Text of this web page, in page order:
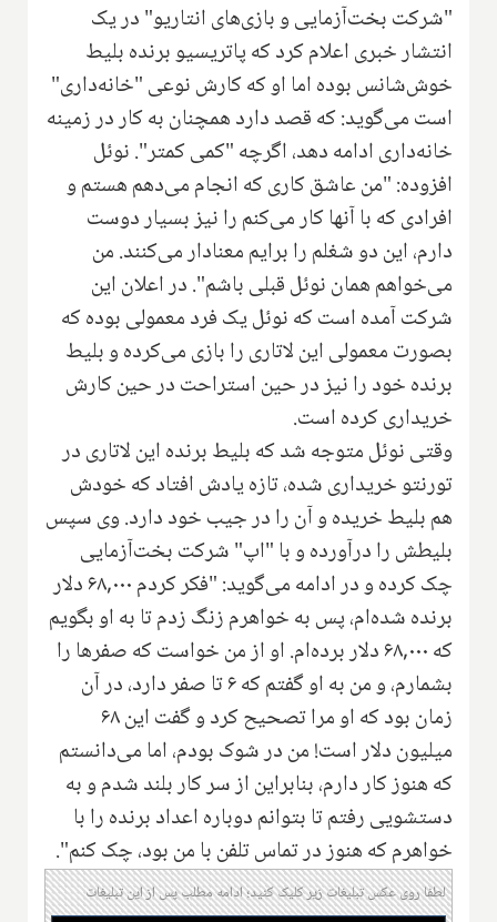
"شرکت بخت‌آزمایی و بازی‌های انتاریو" در یک
انتشار خبری اعلام کرد که پاتریسیو برنده بلیط
خوش‌شانس بوده اما او که کارش نوعی "خانه‌داری"
است می‌گوید: که قصد دارد همچنان به کار در زمینه
خانه‌داری ادامه دهد، اگرچه "کمی کمتر". نوئل
افزوده: "من عاشق کاری که انجام می‌دهم هستم و
افرادی که با آنها کار می‌کنم را نیز بسیار دوست
دارم، این دو شغلم را برایم معنادار می‌کنند. من
می‌خواهم همان نوئل قبلی باشم". در اعلان این
شرکت آمده است که نوئل یک فرد معمولی بوده که
بصورت معمولی این لاتاری را بازی می‌کرده و بلیط
برنده خود را نیز در حین استراحت در حین کارش
خریداری کرده است.
وقتی نوئل متوجه شد که بلیط برنده این لاتاری در
تورنتو خریداری شده، تازه یادش افتاد که خودش
هم بلیط خریده و آن را در جیب خود دارد. وی سپس
بلیطش را درآورده و با "اپ" شرکت بخت‌آزمایی
چک کرده و در ادامه می‌گوید: "فکر کردم ۶۸,۰۰۰ دلار
برنده شده‌ام، پس به خواهرم زنگ زدم تا به او بگویم
که ۶۸,۰۰۰ دلار برده‌ام. او از من خواست که صفرها را
بشمارم، و من به او گفتم که ۶ تا صفر دارد، در آن
زمان بود که او مرا تصحیح کرد و گفت این ۶۸
میلیون دلار است! من در شوک بودم، اما می‌دانستم
که هنوز کار دارم، بنابراین از سر کار بلند شدم و به
دستشویی رفتم تا بتوانم دوباره اعداد برنده را با
خواهرم که هنوز در تماس تلفن با من بود، چک کنم".
لطفا روی عکس تبلیغات زیر کلیک کنید؛ ادامه مطلب پس از این تبلیغات